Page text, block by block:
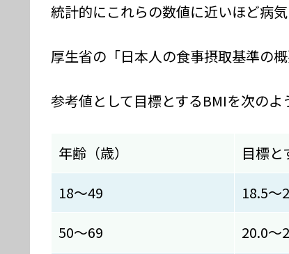
統計的にこれらの数値に近いほど病
厚生省の「日本人の食事摂取基準の
参考値として目標とするBMIを次のよ
年齢（歳）
目標と
18～49
18.5～
50～69
20.0～